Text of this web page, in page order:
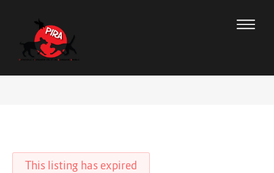
This listing has expired